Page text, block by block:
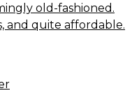
old-fashioned.
and quite affordable.